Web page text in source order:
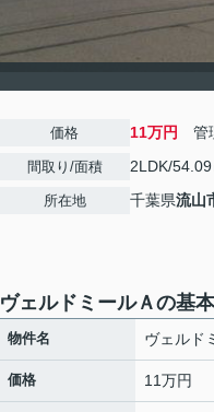
価格 11万円 管
間取り/面積 2LDK/54.09
所在地 千葉県流山
ヴェルドミールＡの基
物件名 ヴェルド
価格 11万円